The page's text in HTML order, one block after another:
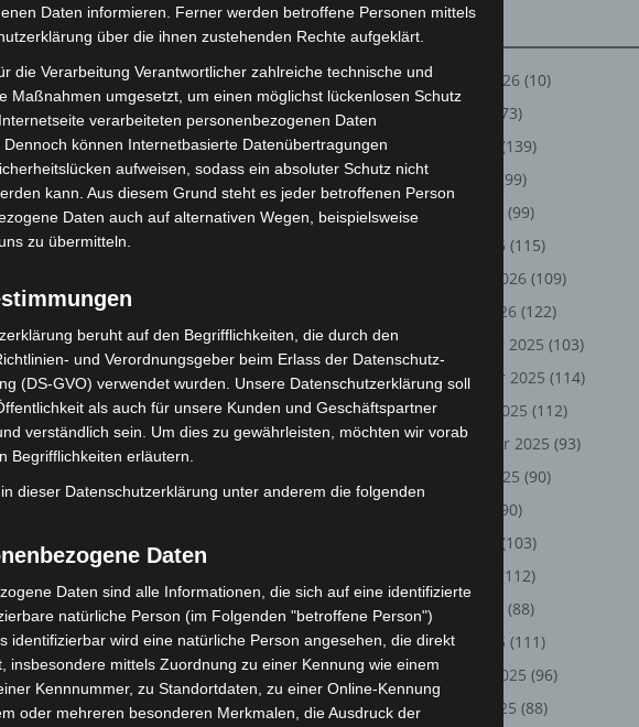
August 2026 (10)
(73)
(139)
(99)
(99)
März 2026 (115)
Februar 2026 (109)
Januar 2026 (122)
Dezember 2025 (103)
November 2025 (114)
Oktober 2025 (112)
September 2025 (93)
August 2025 (90)
(90)
(103)
(112)
April 2025
(88)
März 2025 (111)
Februar 2025 (96)
Januar 2025 (88)
Daten informieren. Ferner werden betroffene Personen mittels
über die ihnen zustehenden Rechte aufgeklärt.
die Verarbeitung Verantwortlicher zahlreiche technische und
Maßnahmen umgesetzt, um einen möglichst lückenlosen Schutz
verarbeiteten personenbezogenen Daten
können Internetbasierte Datenübertragungen
aufweisen, sodass ein absoluter Schutz nicht
kann. Aus diesem Grund steht es jeder betroffenen Person
Daten auch auf alternativen Wegen, beispielsweise
zu übermitteln.
beruht auf den Begrifflichkeiten, die durch den
und Verordnungsgeber beim Erlass der Datenschutz-
(DS-GVO) verwendet wurden. Unsere Datenschutzerklärung soll
als auch für unsere Kunden und Geschäftspartner
verständlich sein. Um dies zu gewährleisten, möchten wir vorab
Begrifflichkeiten erläutern.
dieser Datenschutzerklärung unter anderem die folgenden
Daten
Daten sind alle Informationen, die sich auf eine identifizierte
natürliche Person (im Folgenden "betroffene Person")
identifizierbar wird eine natürliche Person angesehen, die direkt
insbesondere mittels Zuordnung zu einer Kennung wie einem
Kennnummer, zu Standortdaten, zu einer Online-Kennung
oder mehreren besonderen Merkmalen, die Ausdruck der